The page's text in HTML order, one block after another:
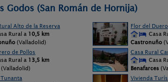
Godos (San Román de Hornija)
Alto de la Reserva
Rural a 10,5 km
(Valladolid)
Flor del Duero
Casa
Castronuño
de Pollos
Rural a 13,5 km
(Valladolid)
Casa Rural
Casa
Benafarces
Tunanta
Vivienda